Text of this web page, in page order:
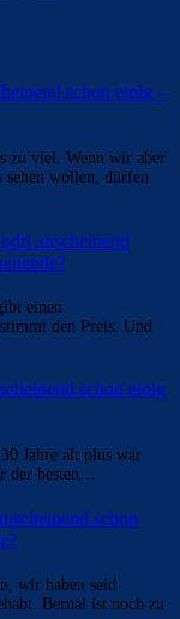
schon einig –
zu viel. Wenn wir aber
wollen, dürfen
anscheinend
einen
den Preis. Und
schon einig
Jahre alt plus war
der besten…
schon
wir haben seid
Bernal ist noch zu